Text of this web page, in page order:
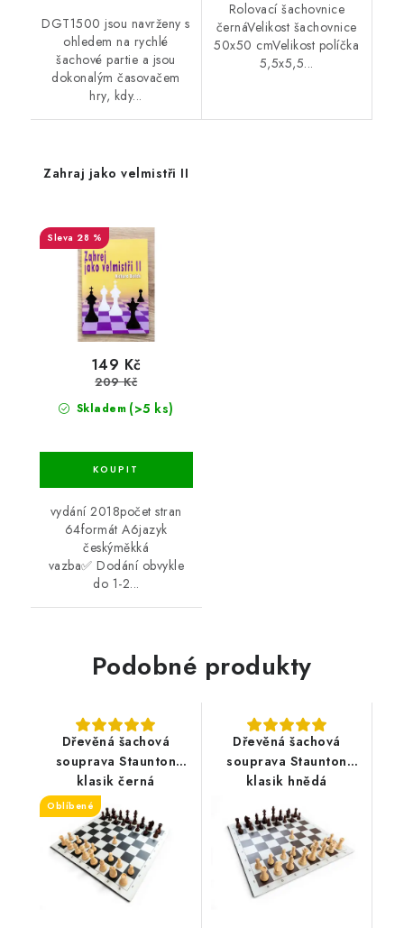
DGT1500 jsou navrženy s
ohledem na rychlé
šachové partie a jsou
dokonalým časovačem
hry, kdy...
Rolovací šachovnice
černáVelikost šachovnice
50x50 cmVelikost políčka
5,5x5,5...
Zahraj jako velmistři II
28 %
Skladem (>5 ks)
149 Kč
209 Kč
vydání 2018počet stran
64formát A6jazyk
českýměkká
vazba✅ Dodání obvykle
do 1-2...
Podobné produkty
Dřevěná šachová
souprava Staunton
klasik černá
Oblíbené
Dřevěná šachová
souprava Staunton
klasik hnědá